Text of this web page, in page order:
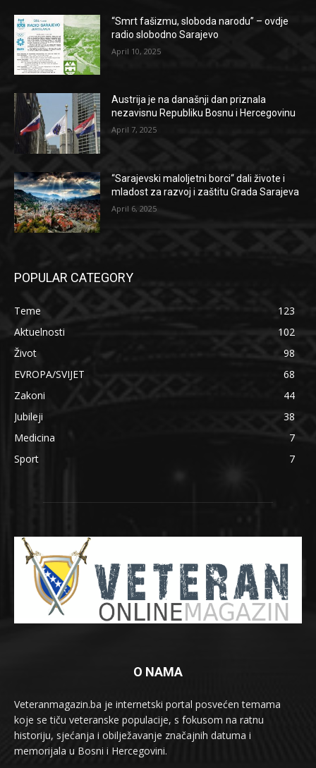
“Smrt fašizmu, sloboda narodu” – ovdje
radio slobodno Sarajevo
April 10, 2025
Austrija je na današnji dan priznala
nezavisnu Republiku Bosnu i Hercegovinu
April 7, 2025
“Sarajevski maloljetni borci“ dali živote i
mladost za razvoj i zaštitu Grada Sarajeva
April 6, 2025
POPULAR CATEGORY
Teme
123
Aktuelnosti
102
Život
98
EVROPA/SVIJET
68
Zakoni
44
Jubileji
38
Medicina
7
Sport
7
O NAMA
Veteranmagazin.ba je internetski portal posvećen temama
koje se tiču veteranske populacije, s fokusom na ratnu
historiju, sjećanja i obilježavanje značajnih datuma i
memorijala u Bosni i Hercegovini.